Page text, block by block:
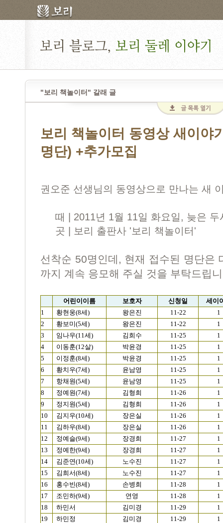
"보리 책놀이터" 갈래 글
보리 책놀이터 동영상 새이야
명단) +추가모집
권오준 선생님의 동영상으로 만나는 새
때 | 2011년 1월 11일 화요일, 늦은 두
곳 | 보리 출판사 '보리 책놀이터'
선착순 50명인데, 현재 접수된 명단은
까지 계속 응모해 주실 것을 부탁드립
어린이이름 보호자 신청일
세이
1
황현웅(8세) 왕은진 11-22
1
2
황보미(5세) 왕은진 11-22
1
3
임나우(11세) 김희수 11-25
1
4
이동훈(12살) 박윤경 11-25
1
5
이정훈(8세) 박윤경 11-25
1
6
황치우(7세) 윤남영 11-25
1
7
항채원(5세) 윤남영 11-25
1
8
정예원(7세) 김형희 11-26
1
9
정지원(5세) 김형희 11-26
1
10
김지우(10세) 장은실 11-26
1
11
김하우(8세) 장은실 11-26
1
12
정예슬(9세) 장경희 11-27
1
13
정예한(9세) 장경희 11-27
1
14
김준연(10세) 노수진 11-27
1
15
김희서(8세) 노수진 11-27
1
16
홍수빈(8세) 손병희 11-28
1
17
조민하(9세) 연영 11-28
1
18
하민서 김미경 11-29
1
19
하민정 김미경 11-29
1